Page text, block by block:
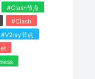
#Clash节点
#Clash
#V2ray节点